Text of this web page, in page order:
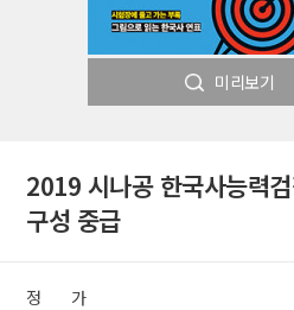
미리보기
2019 시나공 한국사능력
구성 중급
정 가